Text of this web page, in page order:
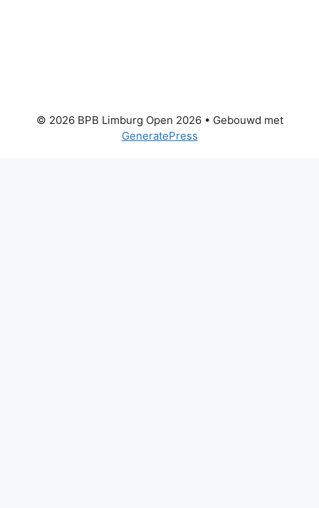
© 2026 BPB Limburg Open 2026• Gebouwd met
GeneratePress